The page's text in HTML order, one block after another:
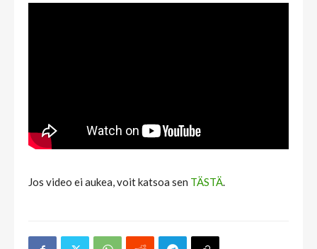
Jos video ei aukea, voit katsoa sen TÄSTÄ.